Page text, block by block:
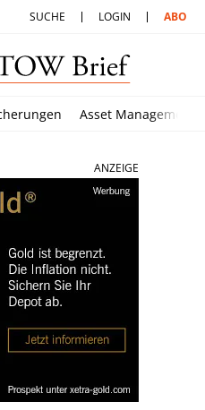
SUCHE LOGIN ABO
Asset Management
ANZEIGE